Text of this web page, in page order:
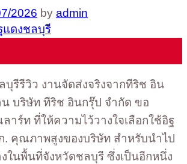
2026 by admin
รีรีวิว งานจัดส่งจริงจากทีริช อิน
บริษัท ทีริช อินกรุ๊ป จำกัด ขอ
ร์ท ที่ให้ความไว้วางใจเลือกใช้อิฐ
. คุณภาพสูงของบริษัท สำหรับนำไป
ในพื้นที่จังหวัดชลบุรี ซึ่งเป็นอีกหนึ่ง